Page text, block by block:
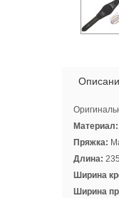
Материал:
Пряжка:
Длина:
Ширина
Ширина